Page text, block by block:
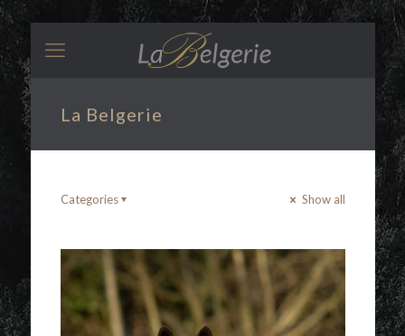
La Belgerie
Categories Show all